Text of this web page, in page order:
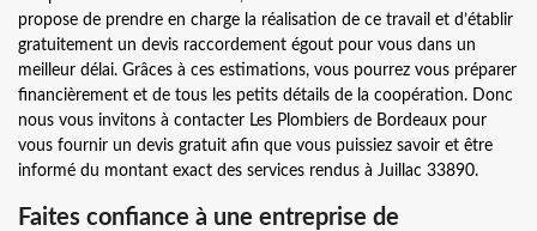
propose de prendre en charge la réalisation de ce travail et d’établir
gratuitement un devis raccordement égout pour vous dans un
meilleur délai. Grâces à ces estimations, vous pourrez vous préparer
financièrement et de tous les petits détails de la coopération. Donc
nous vous invitons à contacter Les Plombiers de Bordeaux pour
vous fournir un devis gratuit afin que vous puissiez savoir et être
informé du montant exact des services rendus à Juillac 33890.
Faites confiance à une entreprise de